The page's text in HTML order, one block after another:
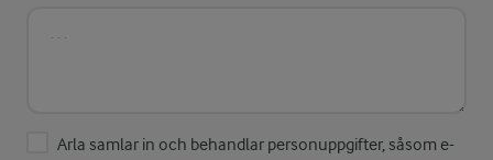
Arla samlar in och behandlar personuppgifter, såsom e-